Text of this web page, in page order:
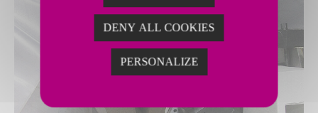
DENY ALL COOKIES
PERSONALIZE